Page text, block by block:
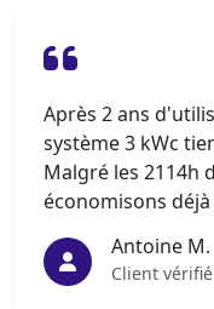
Après 2 ans
système 3 kWc
Malgré les 2114h
économisons
Antoine M.
Client